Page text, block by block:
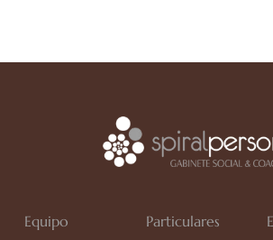
Equipo Particulares